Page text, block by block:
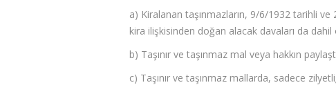
a) Kiralanan taşınmazların, 9/6/1932 tarihli
kira ilişkisinden doğan alacak davaları da
b) Taşınır ve taşınmaz mal veya hakkın
c) Taşınır ve taşınmaz mallarda, sadece